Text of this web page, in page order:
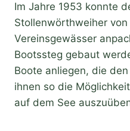
Im Jahre 1953 konnte
Stollenwörthweiher
Vereinsgewässer
Bootssteg gebaut
Boote anliegen, die
ihnen so die
auf dem See